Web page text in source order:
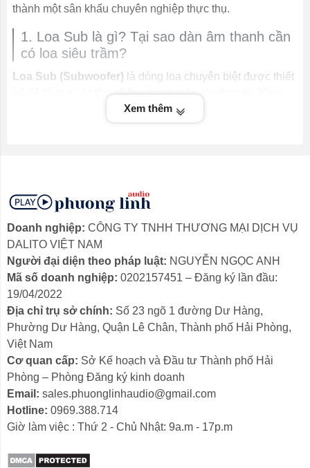
thành một sân khấu chuyên nghiệp thực thụ.
1. Loa Sub là gì? Tại sao dàn âm thanh cần
có loa siêu trầm?
Loa Sub (Subwoofer) là dòng loa chuyên biệt được thiết
kế để tái tạo các tần số âm thanh thấp (thường từ 20Hz
đến 200Hz). Trong một hệ thống âm thanh chuyên nghiệp,
trong khi loa full đảm nhận dải trung và cao, thì loa sub
xử lý tín hiệu, âm trầm sẽ được cắt gọt mượt mà, không
gây hiện tượng ù rền, mang lại trải nghiệm nghe nhạc
đỉnh cao.
2. Phân loại Loa Sub: Nên chọn Sub Điện
hay Sub Hơi?
Tại hệ thống của chúng tôi, khách hàng thường lựa chọn
dựa trên cấu hình sẵn có của gia đình:
2.1. Loa Sub Điện (Active Subwoofer)
Đây là dòng loa tích hợp sẵn mạch công suất bên trong.
Bạn không cần phải mua thêm thiết bị đẩy công suất rời.
Ưu điểm:Gọn nhẹ, dễ kết nối, phù hợp cho không
Xem thêm
Doanh nghiệp: CÔNG TY TNHH THƯƠNG MẠI DỊCH VỤ
DALITO VIỆT NAM
Người đại diện theo pháp luật: NGUYỄN NGỌC ANH
Mã số doanh nghiệp: 0202157451 – Đăng ký lần đầu:
19/04/2022
Địa chỉ trụ sở chính: Số 23 ngõ 1 đường Dư Hàng,
Phường Dư Hàng, Quận Lê Chân, Thành phố Hải Phòng,
Việt Nam
Cơ quan cấp: Sở Kế hoạch và Đầu tư Thành phố Hải
Phòng – Phòng Đăng ký kinh doanh
Email: sales.phuonglinhaudio@gmail.com
Hotline: 0969.388.714
Giờ làm việc : Thứ 2 - Chủ Nhật: 9a.m - 17p.m